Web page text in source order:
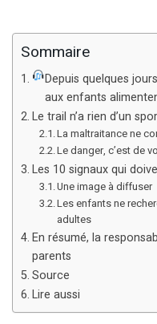
Sommaire
Depuis quelques
aux enfants
Le trail n’a rien d’un
La maltraitance ne
Le danger, c’est de
Les 10 signaux qui
Une image à diffuser
Les enfants ne
adultes
En résumé, la
parents
Source
Lire aussi